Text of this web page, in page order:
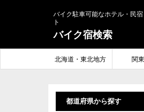
バイク駐車可能なホテル・民
ト
バイク宿検索
北海道・東北地方 関
都道府県から探す